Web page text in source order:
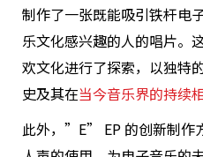
制作了一张既能吸引铁杆电
乐文化感兴趣的人的唱片。
欢文化进行了探索，以独特
史及其在当今音乐界的持续
此外，”E” EP 的创新制作